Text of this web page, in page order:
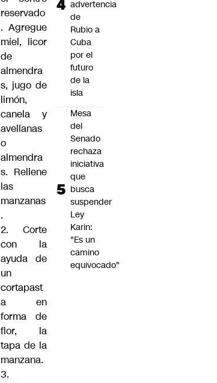
reservado
. Agregue
miel, licor
de
almendra
s, jugo de
limón,
canela y
avellanas
o
almendra
s. Rellene
las
manzanas
.
2. Corte
con la
ayuda de
un
cortapast
a en
forma de
flor, la
tapa de la
manzana.
3.
advertencia
de
Rubio a
Cuba
por el
futuro
de la
isla
Mesa
del
Senado
rechaza
iniciativa
que
busca
suspender
Ley
Karin:
"Es un
camino
equivocado"